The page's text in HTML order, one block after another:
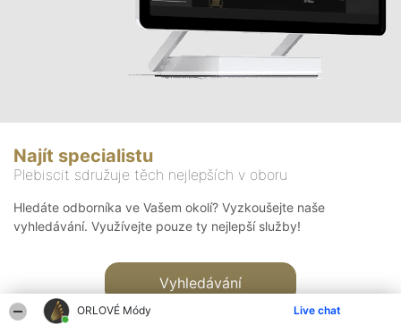
ORLOVÉ Módy Live chat
Najít specialistu
Plebiscit sdružuje těch nejlepších v oboru
Hledáte odborníka ve Vašem okolí? Vyzkoušejte naše
vyhledávání. Využívejte pouze ty nejlepší služby!
Vyhledávání